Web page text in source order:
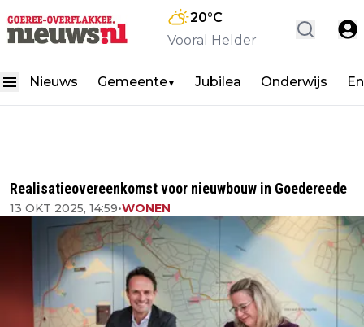
20°C
Vooral Helder
Nieuws Gemeente▼ Jubilea Onderwijs
Realisatieovereenkomst voor nieuwbouw in Goedereede
13 OKT 2025, 14:59•WONEN